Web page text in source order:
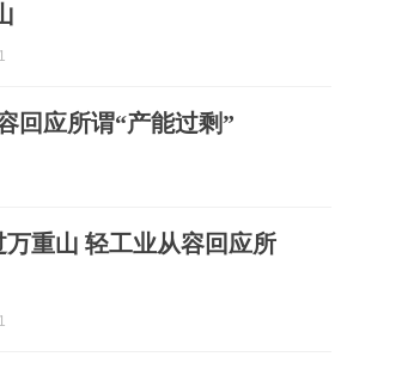
万重山 轻工业从容回应所谓“产能过剩”
从容回应所